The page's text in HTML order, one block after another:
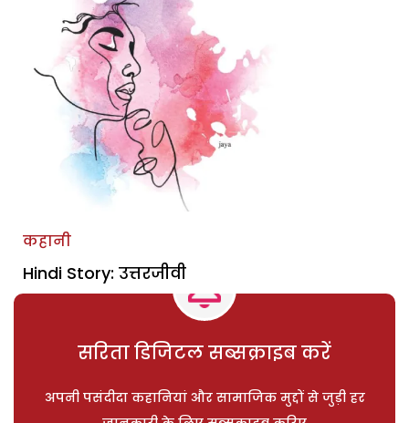
कहानी
Hindi Story: उत्तरजीवी
सरिता डिजिटल सब्सक्राइब करें
अपनी पसंदीदा कहानियां और सामाजिक मुद्दों से जुड़ी हर